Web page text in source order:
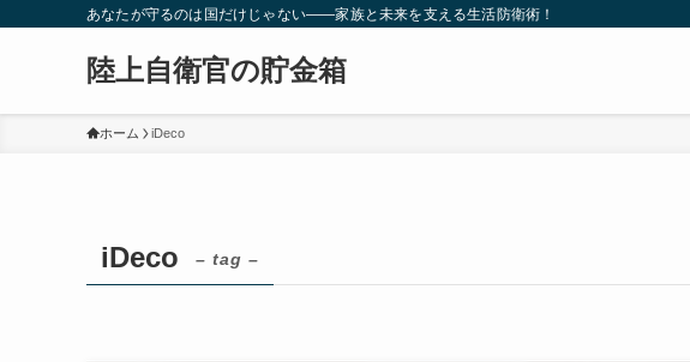
あなたが守るのは国だけじゃない――家族と未来を支える生活防衛術！
陸上自衛官の貯金箱
ホーム iDeco
iDeco – tag –